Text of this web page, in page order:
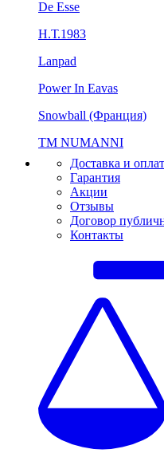
De Esse
H.Т.1983
Lanpad
Power In Eavas
Snowball (Франция)
ТМ NUMANNI
Доставка и
Гарантия
Акции
Отзывы
Договор
Контакты